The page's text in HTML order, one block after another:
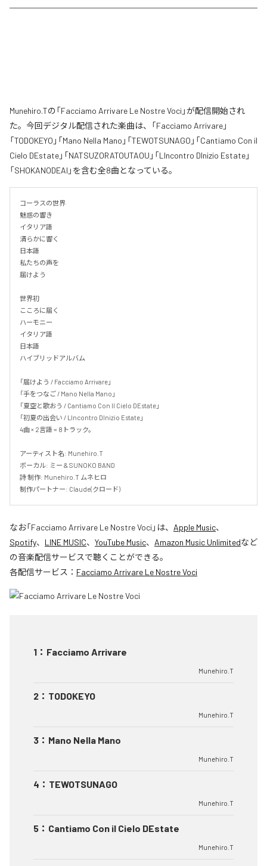
Munehiro.Tの「Facciamo Arrivare Le Nostre Voci」が配信開始され
た。今回デジタル配信された楽曲は、「Facciamo Arrivare」
「TODOKEYO」「Mano Nella Mano」「TEWOTSUNAGO」「Cantiamo Con il
Cielo DEstate」「NATSUZORATOUTAOU」「LIncontro DInizio Estate」
「SHOKANODEAI」を含む全8曲となっている。
コーラスの世界
魅惑の響き
イタリア語
清らかに響く
日本語
私たちの声を
届けよう
世界初
こころに届く
ハーモニー
イタリア語
日本語
ハイブリッドアルバム
「届けよう / Facciamo Arrivare」
「手をつなご / Mano Nella Mano」
「夏空と歌おう / Cantiamo Con Il Cielo DEstate」
「初夏の出会い / LIncontro DInizio Estate」
4曲 × 2言語 = 8トラック。
アーティスト名: Munehiro.T
ボーカル: ミー & SUNOKO BAND
詩 制作: Munehiro.T ムネヒロ
制作パートナー: Claude(クロード)
なお「Facciamo Arrivare Le Nostre Voci 」は、 Apple Music、
Spotify、 LINE MUSIC、 YouTube Music、 Amazon Music Unlimitedなど
の音楽配信サービスで聴くことができる。
各配信サービス： Facciamo Arrivare Le Nostre Voci
1 ： Facciamo Arrivare
Munehiro.T
2 ： TODOKEYO
Munehiro.T
3 ： Mano Nella Mano
Munehiro.T
4 ： TEWOTSUNAGO
Munehiro.T
5 ： Cantiamo Con il Cielo DEstate
Munehiro.T